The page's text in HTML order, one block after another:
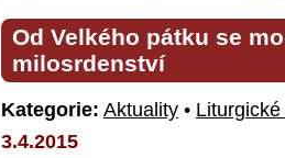
Od Velkého pátku se
milosrdenství
Kategorie: Aktuality •
3.4.2015